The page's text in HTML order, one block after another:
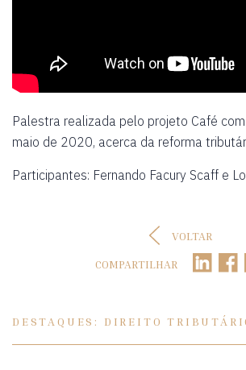
Palestra realizada pelo projeto Café
maio de 2020, acerca da reforma
Participantes: Fernando Facury Scaff e
VOLTAR
COMPARTILHAR
DESTAQUES: DIREITO